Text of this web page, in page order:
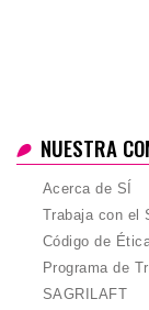
NUESTRA
Acerca de SÍ
Trabaja con el
Código de
Programa de
SAGRILAFT